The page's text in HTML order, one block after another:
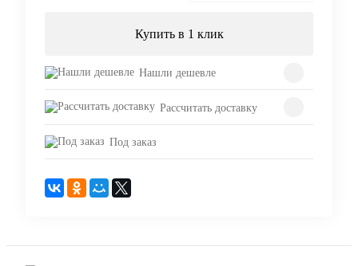
Купить в 1 клик
Нашли дешевле
Рассчитать доставку
Под заказ